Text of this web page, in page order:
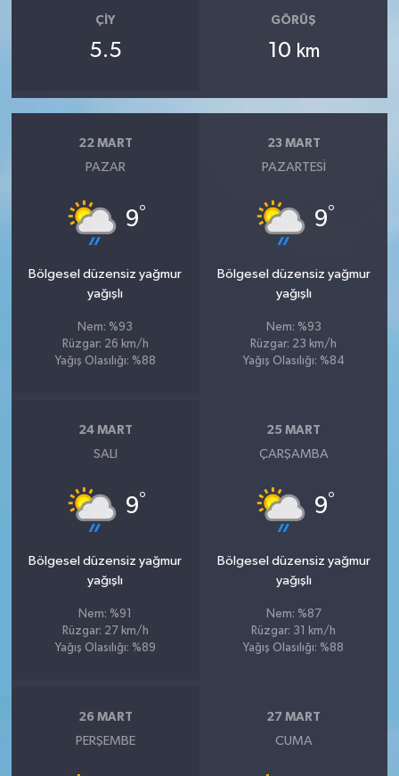
ÇIY
5.5
GÖRÜŞ
10 km
22 MART
PAZAR
9°
Bölgesel düzensiz yağmur
yağışlı
Nem: %93
Rüzgar: 26 km/h
Yağış Olasılığı: %88
23 MART
PAZARTESI
9°
Bölgesel düzensiz yağmur
yağışlı
Nem: %93
Rüzgar: 23 km/h
Yağış Olasılığı: %84
24 MART
SALI
9°
Bölgesel düzensiz yağmur
yağışlı
Nem: %91
Rüzgar: 27 km/h
Yağış Olasılığı: %89
25 MART
ÇARŞAMBA
9°
Bölgesel düzensiz yağmur
yağışlı
Nem: %87
Rüzgar: 31 km/h
Yağış Olasılığı: %88
26 MART
PERŞEMBE
27 MART
CUMA